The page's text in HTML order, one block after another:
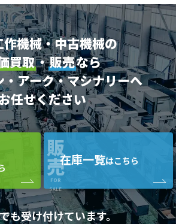
作機械・中古機械の
買取・販売なら
アーク・マシナリーへ
任せください
販
売
FOR
SALE
在庫一覧はこちら
も受け付けています。